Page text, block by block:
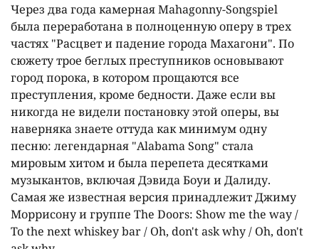
Через два года камерная Mahagonny-Songspiel
была переработана в полноценную оперу в трех
частях "Расцвет и падение города Махагони". По
сюжету трое беглых преступников основывают
город порока, в котором прощаются все
преступления, кроме бедности. Даже если вы
никогда не видели постановку этой оперы, вы
наверняка знаете оттуда как минимум одну
песню: легендарная "Alabama Song" стала
мировым хитом и была перепета десятками
музыкантов, включая Дэвида Боуи и Далиду.
Самая же известная версия принадлежит Джиму
Моррисону и группе The Doors: Show me the way /
To the next whiskey bar / Oh, don't ask why / Oh, don't